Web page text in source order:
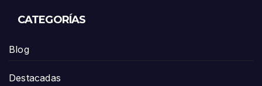
CATEGORÍAS
Blog
Destacadas